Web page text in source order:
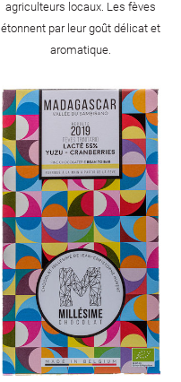
agriculteurs locaux. Les fèves
étonnent par leur goût délicat et
aromatique.